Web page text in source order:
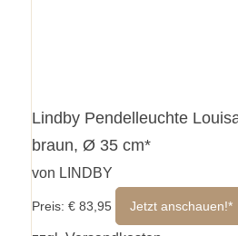
Lindby Pendelleuchte
braun, Ø 35 cm*
von LINDBY
Preis: € 83,95 Jetzt anschauen!*